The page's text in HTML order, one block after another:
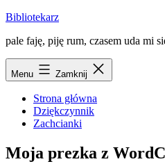
Przejdź
treści
Bibliotekarz
pale faję, piję rum, czasem uda mi
Menu Zamknij
Strona główna
Dziękczynnik
Zachcianki
Moja prezka z